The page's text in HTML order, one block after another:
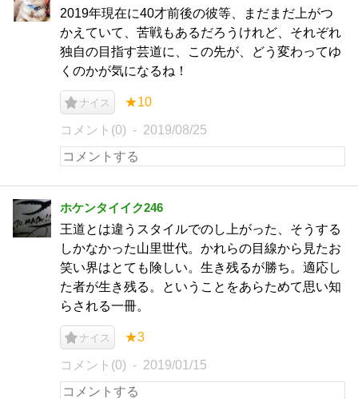
2019年現在に40才前後の彼等、まだまだ上がつ
かえていて、苦戦もあるだろうけれど、それぞれ
独自の目指す芸道に、この先が、どう変わってゆ
くのかが気になるね！
ナイス ★10
コメント(0) 2019/08/25
ホケンタイイク246
王道とは違うスタイルでのし上がった、そうする
しかなかった山里世代。かれらの目線から見たお
笑い界はとても険しい。生き残るが勝ち。適応し
た者が生き残る。ということをあらためて思い知
らされる一冊。
ナイス ★3
コメント(0) 2019/01/15